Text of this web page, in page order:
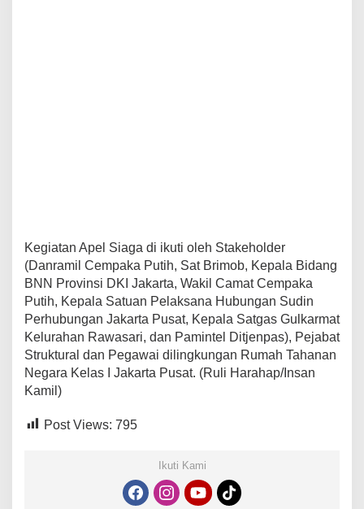
Kegiatan Apel Siaga di ikuti oleh Stakeholder
(Danramil Cempaka Putih, Sat Brimob, Kepala Bidang
BNN Provinsi DKI Jakarta, Wakil Camat Cempaka
Putih, Kepala Satuan Pelaksana Hubungan Sudin
Perhubungan Jakarta Pusat, Kepala Satgas Gulkarmat
Kelurahan Rawasari, dan Pamintel Ditjenpas), Pejabat
Struktural dan Pegawai dilingkungan Rumah Tahanan
Negara Kelas I Jakarta Pusat. (Ruli Harahap/Insan
Kamil)
Post Views: 795
Ikuti Kami